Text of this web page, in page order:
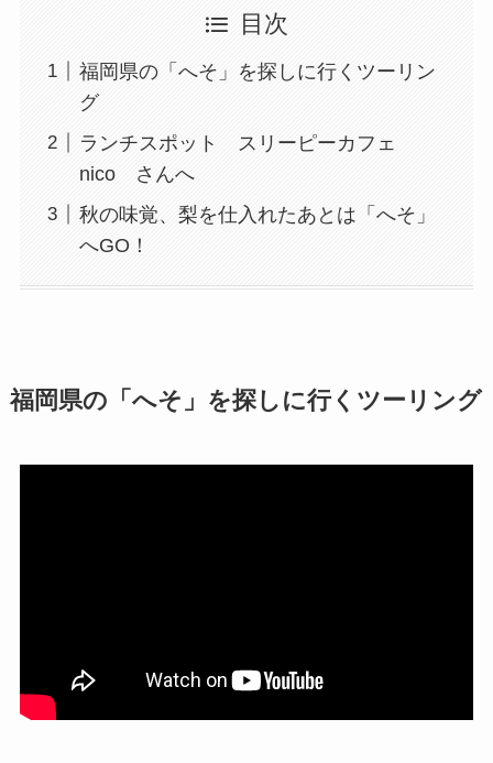
目次
福岡県の「へそ」を探しに行くツーリン
グ
ランチスポット スリーピーカフェ
nico さんへ
秋の味覚、梨を仕入れたあとは「へそ」
へGO！
福岡県の「へそ」を探しに行くツーリング